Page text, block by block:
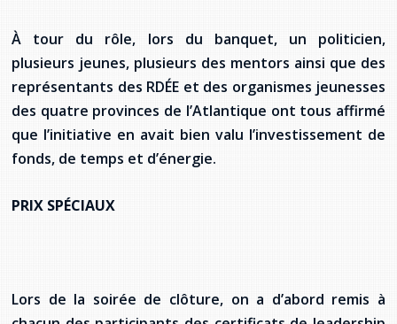
À tour du rôle, lors du banquet, un politicien,
plusieurs jeunes, plusieurs des mentors ainsi que des
représentants des RDÉE et des organismes jeunesses
des quatre provinces de l’Atlantique ont tous affirmé
que l’initiative en avait bien valu l’investissement de
fonds, de temps et d’énergie.
PRIX SPÉCIAUX
Lors de la soirée de clôture, on a d’abord remis à